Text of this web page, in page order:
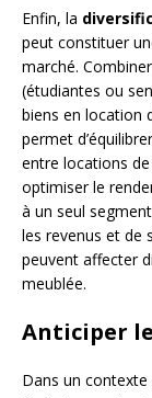
Enfin, la
peut constituer
marché.
(étudiantes ou
biens en location
permet
entre locations
optimiser le
à un seul
les revenus et de
peuvent affecter
meublée.
Anticiper
Dans un